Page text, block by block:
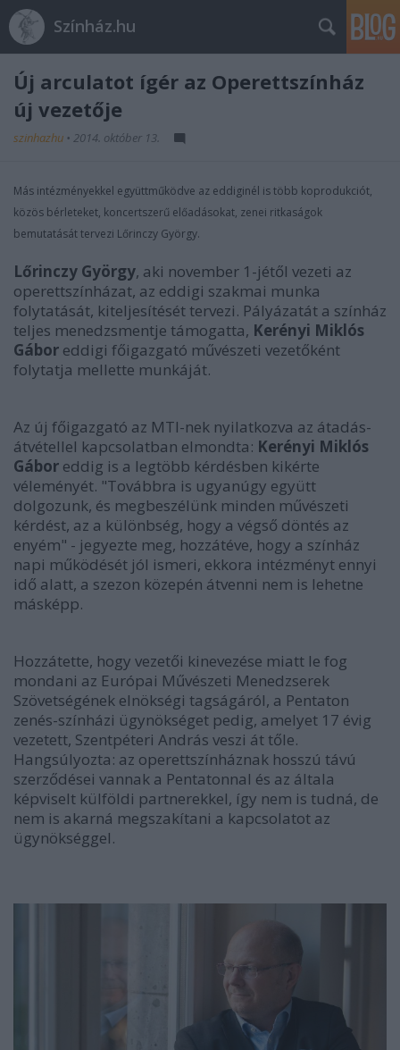
Színház.hu
Új arculatot ígér az Operettszínház
új vezetője
szinhazhu • 2014. október 13.
Más intézményekkel együttműködve az eddiginél is több koprodukciót,
közös bérleteket, koncertszerű előadásokat, zenei ritkaságok
bemutatását tervezi Lőrinczy György.
Lőrinczy György, aki november 1-jétől vezeti az
operettszínházat, az eddigi szakmai munka
folytatását, kiteljesítését tervezi. Pályázatát a színház
teljes menedzsmentje támogatta, Kerényi Miklós
Gábor eddigi főigazgató művészeti vezetőként
folytatja mellette munkáját.
Az új főigazgató az MTI-nek nyilatkozva az átadás-
átvétellel kapcsolatban elmondta: Kerényi Miklós
Gábor eddig is a legtöbb kérdésben kikérte
véleményét. "Továbbra is ugyanúgy együtt
dolgozunk, és megbeszélünk minden művészeti
kérdést, az a különbség, hogy a végső döntés az
enyém" - jegyezte meg, hozzátéve, hogy a színház
napi működését jól ismeri, ekkora intézményt ennyi
idő alatt, a szezon közepén átvenni nem is lehetne
másképp.
Hozzátette, hogy vezetői kinevezése miatt le fog
mondani az Európai Művészeti Menedzserek
Szövetségének elnökségi tagságáról, a Pentaton
zenés-színházi ügynökséget pedig, amelyet 17 évig
vezetett, Szentpéteri András veszi át tőle.
Hangsúlyozta: az operettszínháznak hosszú távú
szerződései vannak a Pentatonnal és az általa
képviselt külföldi partnerekkel, így nem is tudná, de
nem is akarná megszakítani a kapcsolatot az
ügynökséggel.